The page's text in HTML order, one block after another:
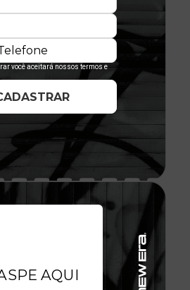
Esquerdo
Poliéster